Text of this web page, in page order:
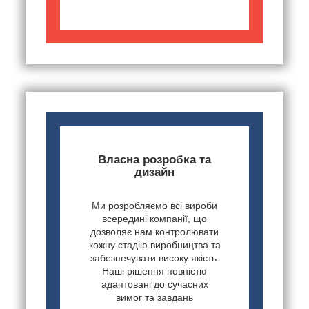
Власна розробка та
дизайн
Ми розробляємо всі вироби
всередині компанії, що
дозволяє нам контролювати
кожну стадію виробництва та
забезпечувати високу якість.
Наші рішення повністю
адаптовані до сучасних
вимог та завдань